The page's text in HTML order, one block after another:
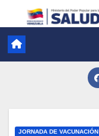
JORNADA DE VACUNACIÓN